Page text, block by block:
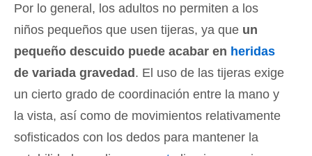
Por lo general, los adultos no permiten a los
niños pequeños que usen tijeras, ya que un
pequeño descuido puede acabar en heridas
de variada gravedad. El uso de las tijeras exige
un cierto grado de coordinación entre la mano y
la vista, así como de movimientos relativamente
sofisticados con los dedos para mantener la